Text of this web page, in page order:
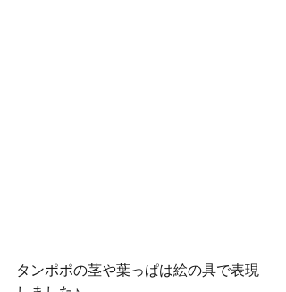
タンポポの茎や葉っぱは絵の具で表現